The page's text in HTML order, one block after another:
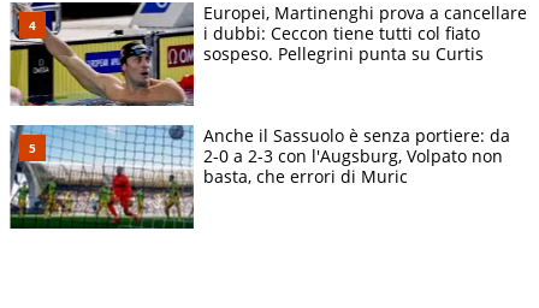
Europei, Martinenghi prova a cancellare
i dubbi: Ceccon tiene tutti col fiato
sospeso. Pellegrini punta su Curtis
Anche il Sassuolo è senza portiere: da
2-0 a 2-3 con l'Augsburg, Volpato non
basta, che errori di Muric